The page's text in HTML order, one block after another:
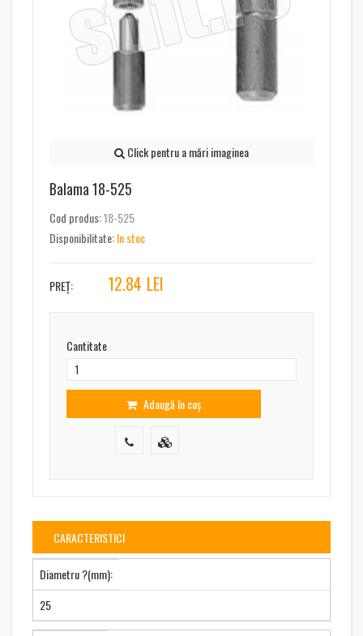
Click pentru a mări imaginea
Balama 18-525
Cod produs:18-525
Disponibilitate:In stoc
PREȚ: 12.84 LEI
Cantitate
Adaugă în coș
CARACTERISTICI
Diametru ?(mm):
25